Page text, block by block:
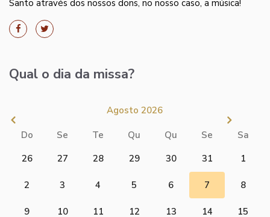
Santo através dos nossos dons, no nosso caso, a música!
Qual o dia da missa?
Agosto 2026
Do Se Te Qu Qu Se
Sa
26
27 28 29 30 31 1
2 3 4 5 6 7 8
9 10 11 12 13 14 15